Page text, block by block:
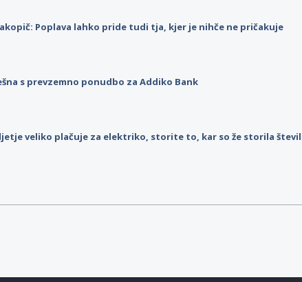
Poplava lahko pride tudi tja, kjer je nihče ne pričakuje
s prevzemno ponudbo za Addiko Bank
veliko plačuje za elektriko, storite to, kar so že storila